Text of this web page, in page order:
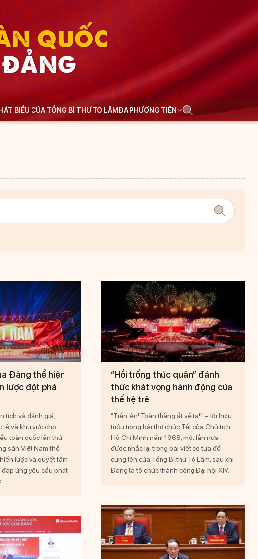
QUỐC
BIỂU CỦA TỔNG BÍ THƯ TÔ LÂMĐA PHƯƠNG TIỆN
Đảng thể hiện
lược đột phá
tích và đánh giá,
tế và khu vực cho
toàn quốc lần thứ
sản Việt Nam thể
lược và quyết tâm
đáp ứng yêu cầu phát
“Hồi trống thúc quân” đánh
thức khát vọng hành động của
thế hệ trẻ
“Tiến lên! Toàn thắng ắt về ta!” – lời hiệu
triệu trong bài thơ chúc Tết của Chủ tịch
Hồ Chí Minh năm 1968, một lần nữa
được nhắc lại trong bài viết có tựa đề
cùng tên của Tổng Bí thư Tô Lâm, sau khi
Đảng ta tổ chức thành công Đại hội XIV.